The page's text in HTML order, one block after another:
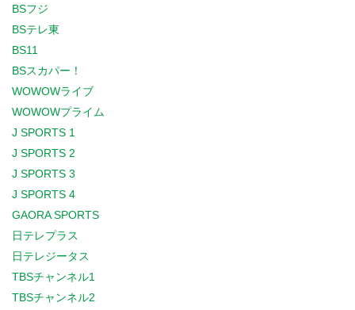
BSフジ
BSテレ東
BS11
BSスカパー！
WOWOWライブ
WOWOWプライム
J SPORTS 1
J SPORTS 2
J SPORTS 3
J SPORTS 4
GAORA SPORTS
日テレプラス
日テレジータス
TBSチャンネル1
TBSチャンネル2